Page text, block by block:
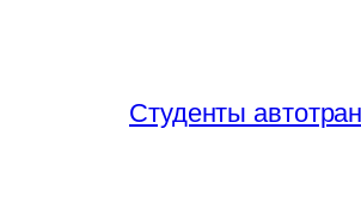
Студенты